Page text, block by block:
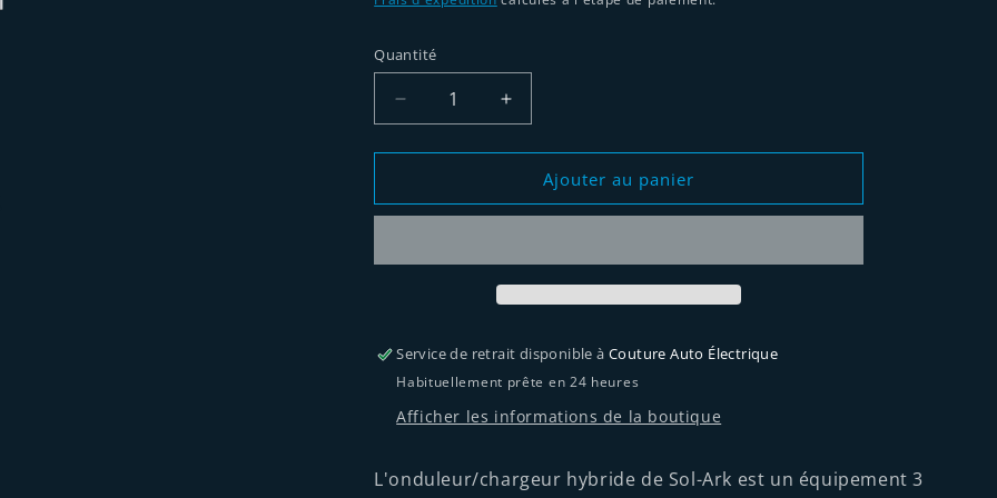
Quantité
Quantité
Réduire
la
quantité
Onduleur/Chargeur
Ark
Augmenter
la
quantité
Onduleur/Chargeur
Ark
Ajouter au panier
Service de retrait disponible à Couture Auto Électrique
Habituellement prête en 24 heures
Afficher les informations de la boutique
L'onduleur/chargeur hybride de Sol-Ark est un équipement 3